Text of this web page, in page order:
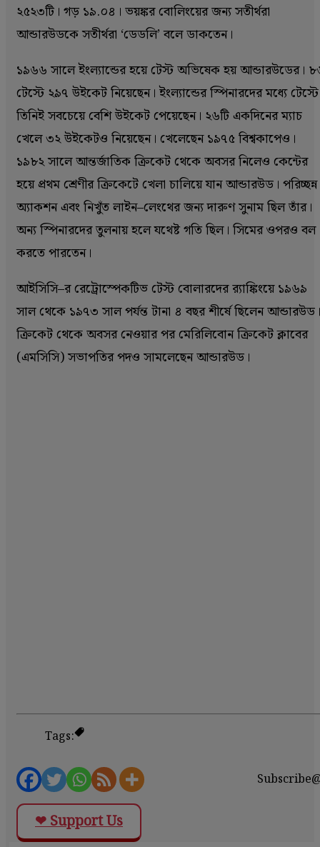
২৫২৩টি। গড় ১৯.০৪। ভয়ঙ্কর বোলিংয়ের জন্য সতীর্থরা
আন্ডারউডকে সতীর্থরা ‘ডেডলি’ বলে ডাকতেন।
১৯৬৬ সালে ইংল্যান্ডের হয়ে টেস্ট অভিষেক হয় আন্ডারউডের।
টেস্টে ২৯৭ উইকেট নিয়েছেন। ইংল্যান্ডের স্পিনারদের মধ্যে টেস্টে
তিনিই সবচেয়ে বেশি উইকেট পেয়েছেন। ২৬টি একদিনের ম্যাচ
খেলে ৩২ উইকেটও নিয়েছেন। খেলেছেন ১৯৭৫ বিশ্বকাপেও।
১৯৮২ সালে আন্তর্জাতিক ক্রিকেট থেকে অবসর নিলেও কেন্টের
হয়ে প্রথম শ্রেণীর ক্রিকেটে খেলা চালিয়ে যান আন্ডারউড। পরিচ্ছন্ন
অ্যাকশন এবং নিখুঁত লাইন–লেংথের জন্য দারুণ সুনাম ছিল তাঁর।
অন্য স্পিনারদের তুলনায় হলে যথেষ্ট গতি ছিল। সিমের ওপরও বল
করতে পারতেন।
আইসিসি–র রেট্রোস্পেকটিভ টেস্ট বোলারদের র‌্যাঙ্কিংয়ে ১৯৬৯
সাল থেকে ১৯৭৩ সাল পর্যন্ত টানা ৪ বছর শীর্ষে ছিলেন আন্ডারউড।
ক্রিকেট থেকে অবসর নেওয়ার পর মেরিলিবোন ক্রিকেট ক্লাবের
(এমসিসি) সভাপতির পদও সামলেছেন আন্ডারউড।
Tags:
❤ Support Us